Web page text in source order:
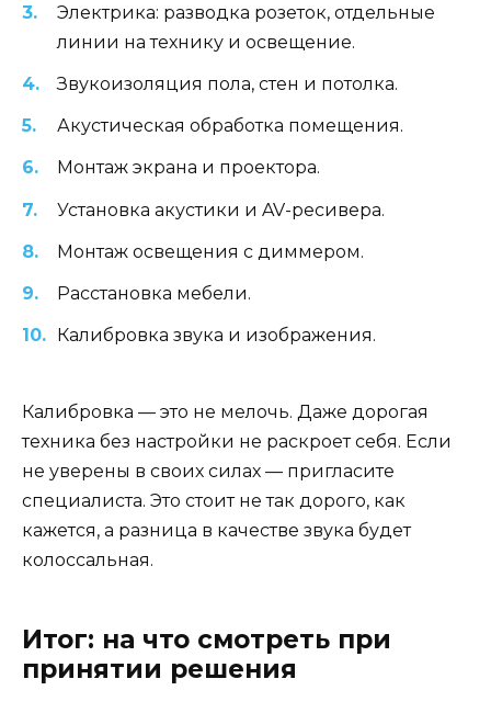
Электрика: разводка розеток, отдельные
линии на технику и освещение.
Звукоизоляция пола, стен и потолка.
Акустическая обработка помещения.
Монтаж экрана и проектора.
Установка акустики и AV-ресивера.
Монтаж освещения с диммером.
Расстановка мебели.
Калибровка звука и изображения.
Калибровка — это не мелочь. Даже дорогая
техника без настройки не раскроет себя. Если
не уверены в своих силах — пригласите
специалиста. Это стоит не так дорого, как
кажется, а разница в качестве звука будет
колоссальная.
Итог: на что смотреть при
принятии решения